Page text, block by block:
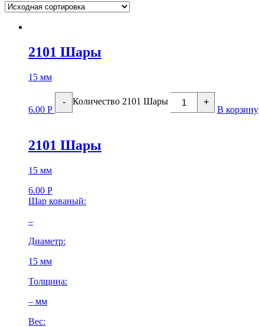
2101 Шары
15 мм
6.00 Р
- Количество 2101 Шары +
В корзину
2101 Шары
15 мм
6.00 Р
Шар кованый:
–
Диаметр:
15 мм
Толщина:
– мм
Вес: